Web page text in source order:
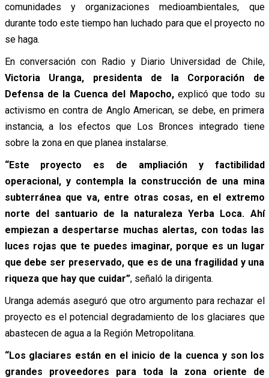
comunidades y organizaciones medioambientales, que
durante todo este tiempo han luchado para que el proyecto no
se haga.
En conversación con Radio y Diario Universidad de Chile,
Victoria Uranga, presidenta de la Corporación de
Defensa de la Cuenca del Mapocho,explicó que todo su
activismo en contra de Anglo American, se debe, en primera
instancia, a los efectos que Los Bronces integrado tiene
sobre la zona en que planea instalarse.
“Este proyecto es de ampliación y factibilidad
operacional, y contempla la construcción de una mina
subterránea que va, entre otras cosas, en el extremo
norte del santuario de la naturaleza Yerba Loca. Ahí
empiezan a despertarse muchas alertas, con todas las
luces rojas que te puedes imaginar, porque es un lugar
que debe ser preservado, que es de una fragilidad y una
riqueza que hay que cuidar”, señaló la dirigenta.
Uranga además aseguró que otro argumento para rechazar el
proyecto es el potencial degradamiento de los glaciares que
abastecen de agua a la Región Metropolitana.
“Los glaciares están en el inicio de la cuenca y son los
grandes proveedores para toda la zona oriente de